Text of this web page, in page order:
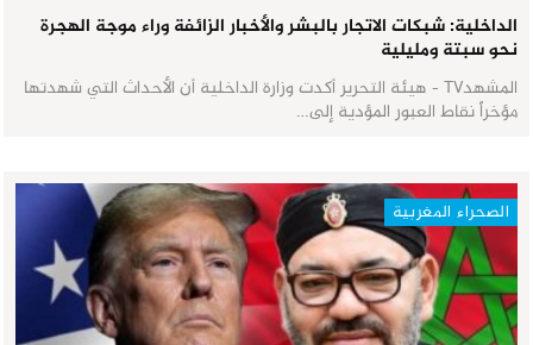
الداخلية: شبكات الاتجار بالبشر والأخبار الزائفة وراء موجة الهجرة
نحو سبتة ومليلية
المشهدTV - هيئة التحرير أكدت وزارة الداخلية أن الأحداث التي شهدتها
مؤخراً نقاط العبور المؤدية إلى…
الصحراء المغربية